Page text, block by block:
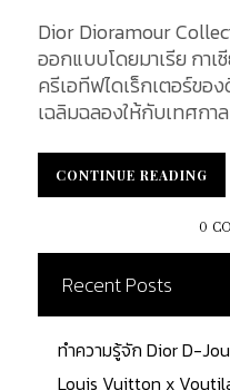
Dior Dioramour
ออกแบบโดยมาเรีย กาเ
ครีเอทีฟไดเร็กเตอร์ขอ
เฉลิมฉลองให้กับเทศกา
ไป แต่มีจุดมุ่งหมายเดี
รักและความหวังดีที่มีให้
ขวัญให้กับคนที่คุณรักใน
แห่งความรักมาถึง Dior Dioramour Collection
แนวคิดหลักของคอลเล็
เฉลิมฉลองให้กับความ
นี้ออกแบบมาเป็นพิเศษ
เทศกาลแห่งความรักข
Day ซึ่งจะจัดขึ้นในวันที่
CONTINUE READING
CONTINUE READING
0
Recent Posts
ทำความรู้จัก Dior D-
Louis Vuitton x